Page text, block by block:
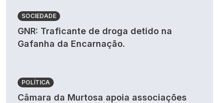
SOCIEDADE
GNR: Traficante de droga detido na
Gafanha da Encarnação.
POLÍTICA
Câmara da Murtosa apoia associações